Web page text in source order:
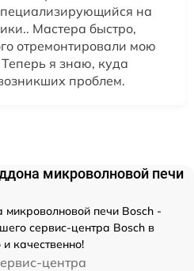
на
Мастера быстро,
отремонтировали мою
я знаю, куда
проблем.
микроволновой печи
микроволновой печи Bosch -
сервис-центра Bosch в
качественно!
центра